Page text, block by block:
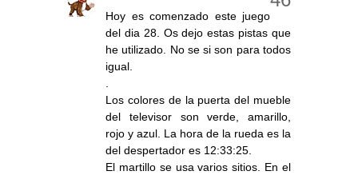
Hoy es comenzado este juego
del dia 28. Os dejo estas pistas que
he utilizado. No se si son para todos
igual.
.
Los colores de la puerta del mueble
del televisor son verde, amarillo,
rojo y azul. La hora de la rueda es la
del despertador es 12:33:25.
El martillo se usa varios sitios. En el